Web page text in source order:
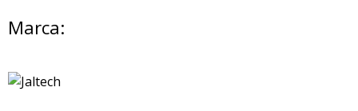
Marca: